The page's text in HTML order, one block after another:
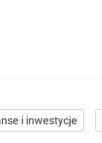
i inwestycje